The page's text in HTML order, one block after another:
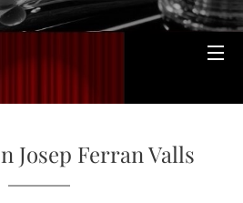
Josep Ferran Valls